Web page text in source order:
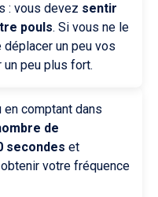
: vous devez sentir
pouls. Si vous ne le
un peu vos
peu plus fort.
en comptant dans
de
secondes et
votre fréquence